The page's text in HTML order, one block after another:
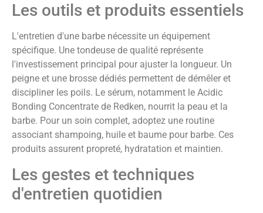
Les outils et produits essentiels
L'entretien d'une barbe nécessite un équipement
spécifique. Une tondeuse de qualité représente
l'investissement principal pour ajuster la longueur. Un
peigne et une brosse dédiés permettent de démêler et
discipliner les poils. Le sérum, notamment le Acidic
Bonding Concentrate de Redken, nourrit la peau et la
barbe. Pour un soin complet, adoptez une routine
associant shampoing, huile et baume pour barbe. Ces
produits assurent propreté, hydratation et maintien.
Les gestes et techniques
d'entretien quotidien